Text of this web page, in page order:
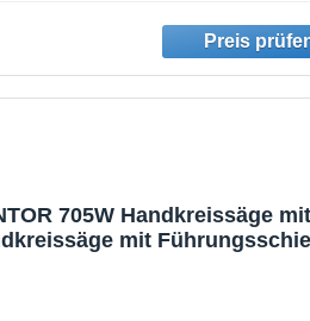
705W Handkreissäge
mit